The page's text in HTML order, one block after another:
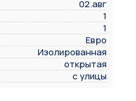
02.авг
1
1
Евро
Изолированная
открытая
с улицы